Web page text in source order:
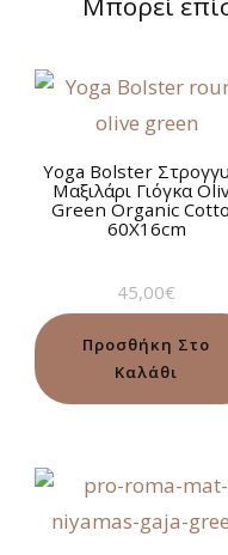
Yoga Bolster
Μαξιλάρι Γιόγκα
Green Organic
60Χ16cm
45,00€
Προσθήκη Στο
Καλάθι